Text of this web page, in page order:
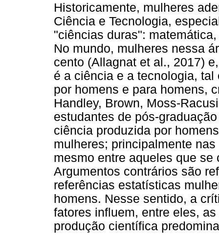
Historicamente, mulheres
Ciência e Tecnologia,
"ciências duras":
No mundo, mulheres nessa
cento (Allagnat et al., 2017)
é a ciência e a tecnologia,
por homens e para homens,
Handley, Brown, Moss-
estudantes de pós-
ciência produzida por
mulheres; principalmente
mesmo entre aqueles que
Argumentos contrários são
referências estatísticas
homens. Nesse sentido, a
fatores influem, entre eles,
produção científica